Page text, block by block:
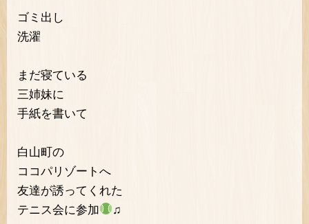
ゴミ出し
洗濯
まだ寝ている
三姉妹に
手紙を書いて
白山町の
ココパリゾートへ
友達が誘ってくれた
テニス会に参加
♫